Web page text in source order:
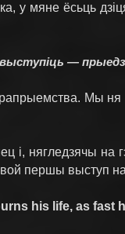
у мяне ёсьць
выступіць —
Мы ня
і, нягледзячы на
першы выступ
his life, as fast